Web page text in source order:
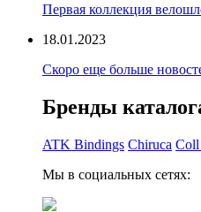
Первая коллекция
18.01.2023
Скоро еще больше
Бренды
ATK Bindings Chiruca Coll
Мы в социальных сетях: